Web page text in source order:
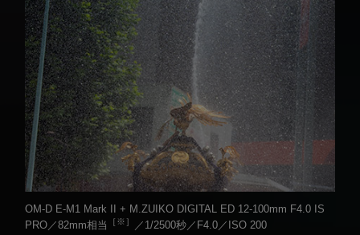
OM-D E-M1 Mark II + M.ZUIKO DIGITAL ED 12-100mm F4.0 IS
PRO／82mm相当
［※］ ／1/2500秒／F4.0／ISO 200